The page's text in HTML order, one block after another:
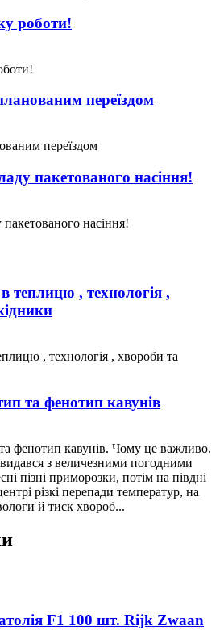
роботи!
переїздом
переїздом
пакетованого насіння!
насіння!
теплицю , технологія ,
, технологія , хвороби та
та фенотип кавунів
фенотип кавунів. Чому це важливо.
з величезними погодними
пізні приморозки, потім на півдні
різкі перепади температур, на
й тиск хвороб...
F1 100 шт. Rijk Zwaan